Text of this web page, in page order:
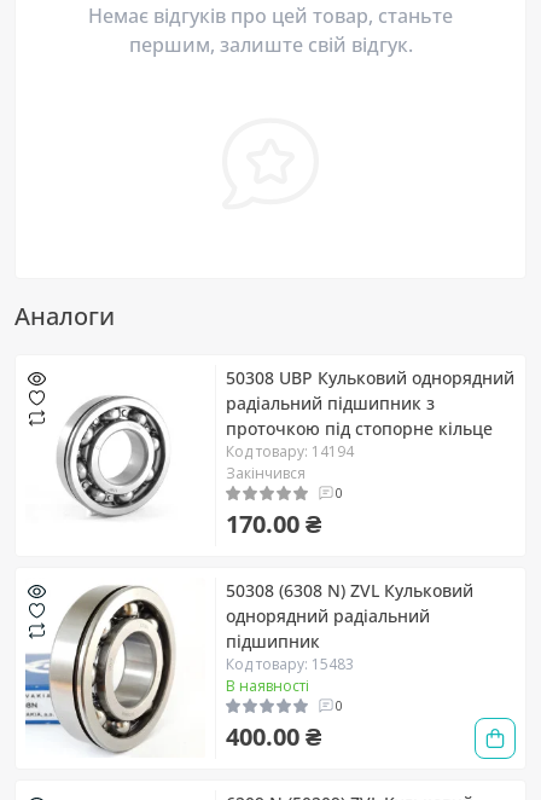
Немає відгуків про цей товар, станьте
першим, залиште свій відгук.
Аналоги
50308 UBP Кульковий однорядний
радіальний підшипник з
проточкою під стопорне кільце
Код товару: 14194
Закінчився
0
170.00 ₴
50308 (6308 N) ZVL Кульковий
однорядний радіальний
підшипник
Код товару: 15483
В наявності
0
400.00 ₴